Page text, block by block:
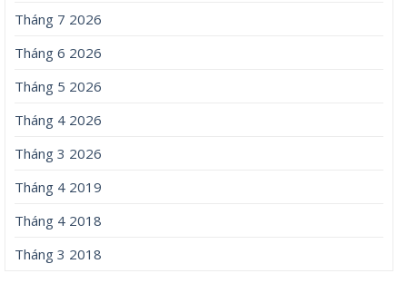
Tháng 7 2026
Tháng 6 2026
Tháng 5 2026
Tháng 4 2026
Tháng 3 2026
Tháng 4 2019
Tháng 4 2018
Tháng 3 2018